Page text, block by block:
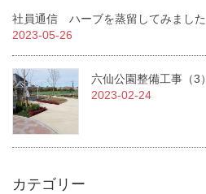
社員通信 ハーブを蒸留してみました
2023-05-26
六仙公園整備工事（3）
2023-02-24
カテゴリー